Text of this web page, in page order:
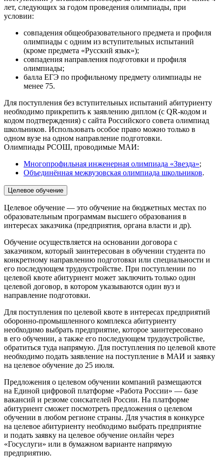
лет, следующих за годом проведения олимпиады, при
условии:
совпадения общеобразовательного предмета и профиля
олимпиады с одним из вступительных испытаний
(кроме предмета «Русский язык»);
совпадения направления подготовки и профиля
олимпиады;
балла ЕГЭ по профильному предмету олимпиады не
менее 75.
Для поступления без вступительных испытаний абитуриенту
необходимо прикрепить к заявлению диплом (с QR-кодом и
кодом подтверждения) с сайта Российского совета олимпиад
школьников. Использовать особое право можно только в
одном вузе на одном направление подготовки.
Олимпиады РСОШ, проводимые МАИ:
Многопрофильная инженерная олимпиада «Звезда»;
Объединённая межвузовская олимпиада школьников.
Целевое обучение
Целевое обучение — это обучение на бюджетных местах по
образовательным программам высшего образования в
интересах заказчика (предприятия, органа власти и др).
Обучение осуществляется на основании договора с
заказчиком, который заинтересован в обучении студента по
конкретному направлению подготовки или специальности и
его последующем трудоустройстве. При поступлении по
целевой квоте абитуриент может заключить только один
целевой договор, в котором указываются один вуз и
направление подготовки.
Для поступления по целевой квоте в интересах предприятий
оборонно-промышленного комплекса абитуриенту
необходимо выбрать предприятие, которое заинтересовано
в его обучении, а также его последующем трудоустройстве,
обратиться туда напрямую. Для поступления по целевой квоте
необходимо подать заявление на поступление в МАИ и заявку
на целевое обучение до 25 июля.
Предложения о целевом обучении компаний размещаются
на Единой цифровой платформе «Работа России» — базе
вакансий и резюме соискателей России. На платформе
абитуриент сможет посмотреть предложения о целевом
обучении в любом регионе страны. Для участия в конкурсе
на целевое абитуриенту необходимо выбрать предприятие
и подать заявку на целевое обучение онлайн через
«Госуслуги» или в бумажном варианте напрямую
предприятию.